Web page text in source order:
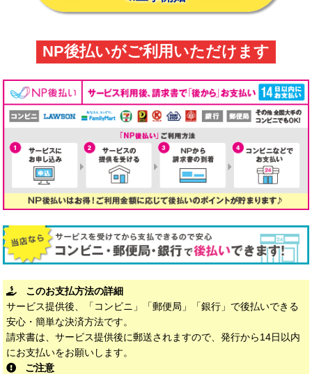
NP後払いがご利用いただけます
このお支払方法の詳細
サービス提供後、「コンビニ」「郵便局」「銀行」で後払いできる
安心・簡単な決済方法です。
請求書は、サービス提供後に郵送されますので、発行から14日以内
にお支払いをお願いします。
ご注意